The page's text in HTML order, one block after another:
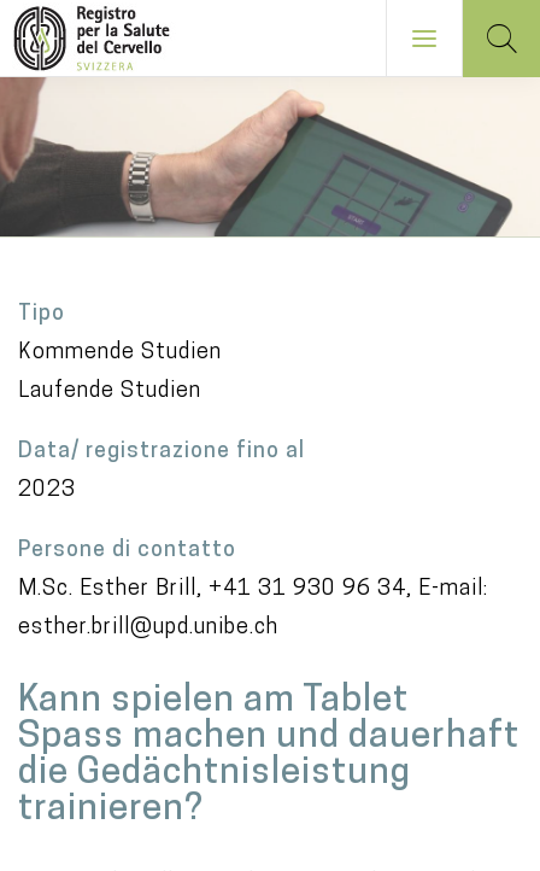
Salta
contenuto
Tipo
Kommende Studien
Laufende Studien
Data/ registrazione fino al
2023
Persone di contatto
M.Sc. Esther Brill, +41 31 930 96 34, E-mail:
esther.brill@upd.unibe.ch
Kann spielen am Tablet
Spass machen und dauerhaft
die Gedächtnisleistung
trainieren?